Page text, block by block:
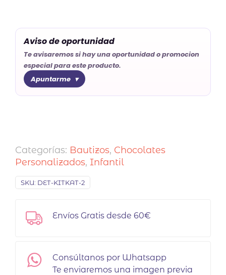
Aviso de oportunidad
Te avisaremos si hay una oportunidad o promocion
especial para este producto.
Apuntarme
Categorías: Bautizos, Chocolates
Personalizados, Infantil
SKU: DET-KITKAT-2
Envíos Gratis desde 60€
Consúltanos por Whatsapp
Te enviaremos una imagen previa